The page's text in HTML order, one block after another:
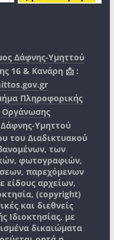
Δάφνης-Υμηττού
16 & Κανάρη 📩 :
Πληροφορικής
Οργάνωσης
Υμηττού
του Διαδικτυακού
των
φωτογραφιών,
παρεχόμενων
είδους αρχείων,
(copyright)
και διεθνείς
Ιδιοκτησίας, με
δικαιώματα